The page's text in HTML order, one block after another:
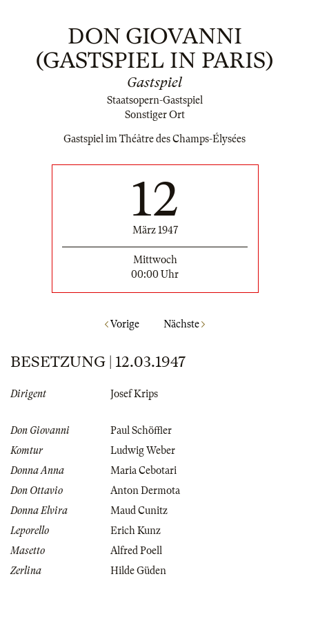
DON GIOVANNI
(GASTSPIEL IN PARIS)
Gastspiel
Staatsopern-Gastspiel
Sonstiger Ort
Gastspiel im Théâtre des Champs-Élysées
12
März 1947
Mittwoch
00:00 Uhr
Vorige Nächste
BESETZUNG | 12.03.1947
Dirigent Josef Krips
Don Giovanni
Paul Schöffler
Komtur
Ludwig Weber
Donna Anna
Maria Cebotari
Don Ottavio
Anton Dermota
Donna Elvira
Maud Cunitz
Leporello
Erich Kunz
Masetto
Alfred Poell
Zerlina
Hilde Güden